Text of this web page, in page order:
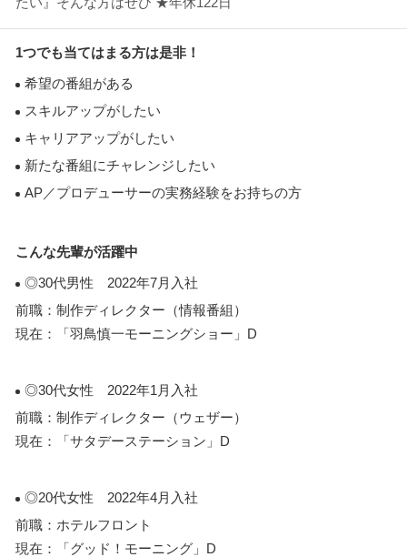
1つでも当てはまる方は是非！
希望の番組がある
スキルアップがしたい
キャリアアップがしたい
新たな番組にチャレンジしたい
AP／プロデューサーの実務経験をお持ちの方
こんな先輩が活躍中
◎30代男性 2022年7月入社
前職：制作ディレクター（情報番組）
現在：「羽鳥慎一モーニングショー」D
◎30代女性 2022年1月入社
前職：制作ディレクター（ウェザー）
現在：「サタデーステーション」D
◎20代女性 2022年4月入社
前職：ホテルフロント
現在：「グッド！モーニング」D